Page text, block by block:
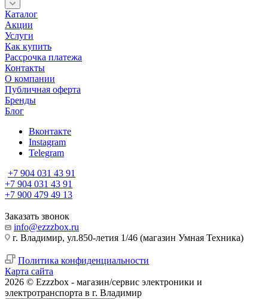
Каталог
Акции
Услуги
Как купить
Рассрочка платежа
Контакты
О компании
Публичная оферта
Бренды
Блог
Вконтакте
Instagram
Telegram
+7 904 031 43 91
+7 904 031 43 91
+7 900 479 49 13
Заказать звонок
info@ezzzbox.ru
г. Владимир, ул.850-летия 1/46 (магазин Умная Техника)
Политика конфиденциальности
Карта сайта
2026 © Ezzzbox - магазин/сервис электроники и
электротранспорта в г. Владимир